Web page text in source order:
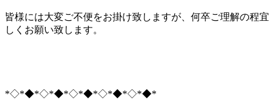
皆様には大変ご不便をお掛け致しますが、何卒ご理解の程宜
しくお願い致します。
*◇*◆*◇*◆*◇*◆*◇*◆*◇*◆*